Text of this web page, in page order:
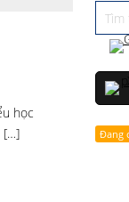
học
[…]
Đang